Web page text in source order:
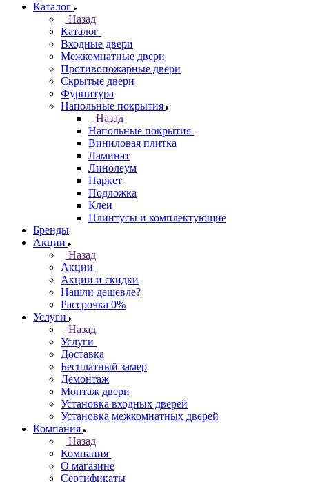
Каталог
Назад
Каталог
Входные двери
Межкомнатные двери
Противопожарные двери
Скрытые двери
Фурнитура
Напольные покрытия
Назад
Напольные покрытия
Виниловая плитка
Ламинат
Линолеум
Паркет
Подложка
Клеи
Плинтусы и комплектующие
Бренды
Акции
Назад
Акции
Акции и скидки
Нашли дешевле?
Рассрочка 0%
Услуги
Назад
Услуги
Доставка
Бесплатный замер
Демонтаж
Монтаж двери
Установка входных дверей
Установка межкомнатных дверей
Компания
Назад
Компания
О магазине
Сертификаты